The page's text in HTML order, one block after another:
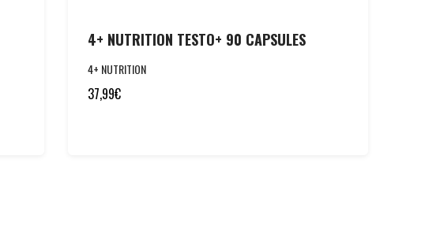
4+ NUTRITION TESTO+ 90 CAPSULES
4+ NUTRITION
37,99€